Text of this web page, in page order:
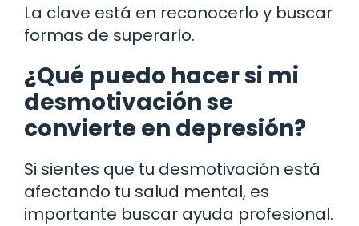
La clave está en reconocerlo y buscar
formas de superarlo.
¿Qué puedo hacer si mi
desmotivación se
convierte en depresión?
Si sientes que tu desmotivación está
afectando tu salud mental, es
importante buscar ayuda profesional.